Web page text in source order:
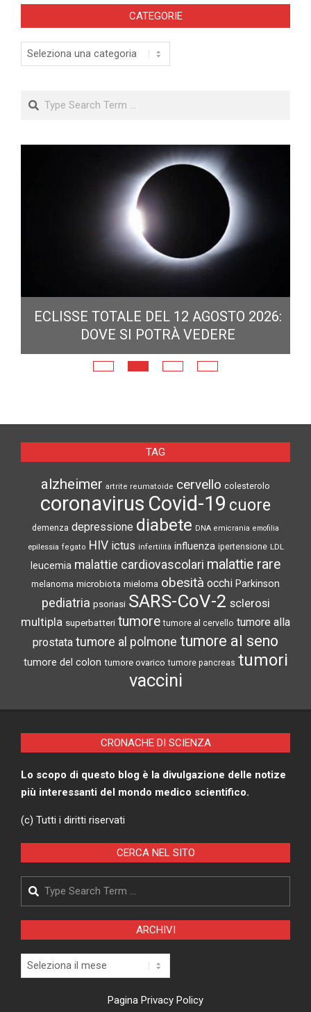
CATEGORIE
Categorie
Search
ECLISSE TOTALE DEL 12 AGOSTO 2026:
DOVE SI POTRÀ VEDERE
TAG
alzheimer artrite reumatoide cervello colesterolo
coronavirus Covid-19 cuore
demenza depressione diabete DNA emicrania emofilia
epilessia fegato HIV ictus infertilità influenza ipertensione LDL
leucemia malattie cardiovascolari malattie rare
melanoma microbiota mieloma obesità occhi Parkinson
pediatria psoriasi SARS-CoV-2 sclerosi
multipla superbatteri tumore tumore al cervello tumore alla
prostata tumore al polmone tumore al seno
tumore del colon tumore ovarico tumore pancreas tumori
vaccini
CRONACHE DI SCIENZA
Lo scopo di questo blog è la divulgazione delle notize
più interessanti del mondo medico scientifico.
(c) Tutti i diritti riservati
CERCA NEL SITO
Search
ARCHIVI
Archivi
Pagina Privacy Policy